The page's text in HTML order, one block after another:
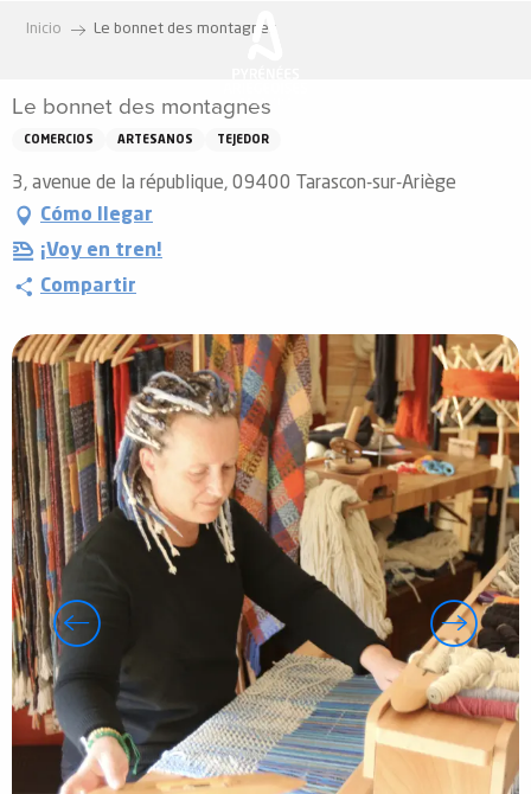
principal
Inicio Le bonnet des montagnes
Le bonnet des montagnes
COMERCIOS ARTESANOS TEJEDOR
3, avenue de la république, 09400 Tarascon-sur-Ariège
Cómo llegar
¡Voy en tren!
Compartir